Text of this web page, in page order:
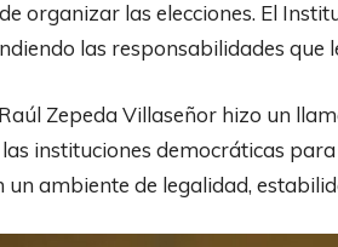
organizar las elecciones. El
las responsabilidades que
Zepeda Villaseñor hizo un
instituciones democráticas
un ambiente de legalidad,